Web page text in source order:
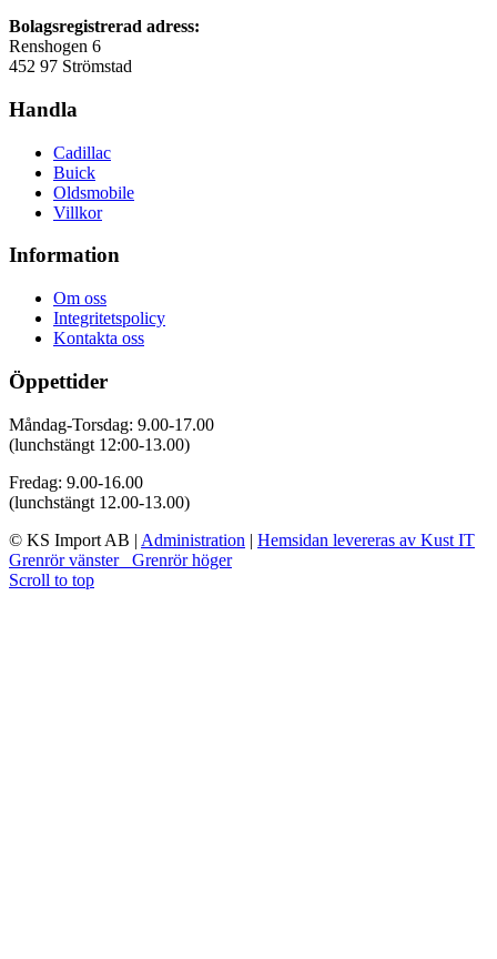
Bolagsregistrerad adress:
Renshogen 6
452 97 Strömstad
Handla
Cadillac
Buick
Oldsmobile
Villkor
Information
Om oss
Integritetspolicy
Kontakta oss
Öppettider
Måndag-Torsdag: 9.00-17.00
(lunchstängt 12:00-13.00)
Fredag: 9.00-16.00
(lunchstängt 12.00-13.00)
© KS Import AB | Administration | Hemsidan levereras av Kust IT
Grenrör vänster
Grenrör höger
Scroll to top